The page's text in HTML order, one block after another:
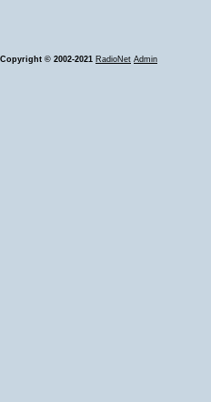
Copyright © 2002-2021 RadioNet Admin